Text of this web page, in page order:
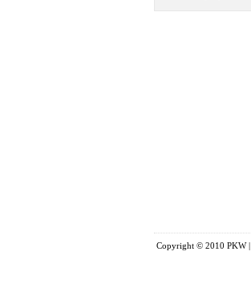
Copyright © 2010 PKW |